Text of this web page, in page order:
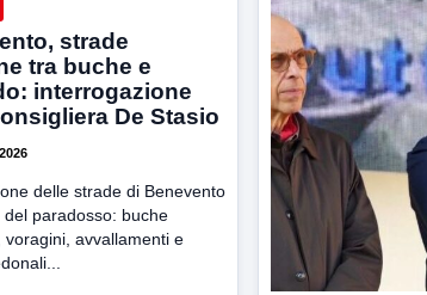
strade
tra buche e
interrogazione
De Stasio
delle strade di Benevento
del paradosso: buche
voragini, avvallamenti e